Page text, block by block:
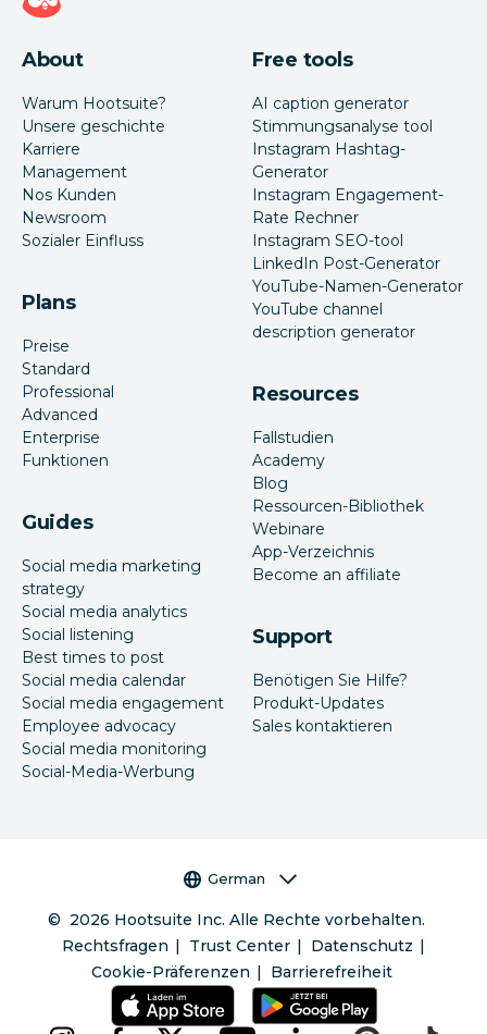
About
Warum Hootsuite?
Unsere geschichte
Karriere
Management
Nos Kunden
Newsroom
Sozialer Einfluss
Plans
Preise
Standard
Professional
Advanced
Enterprise
Funktionen
Guides
Social media marketing
strategy
Social media analytics
Social listening
Best times to post
Social media calendar
Social media engagement
Employee advocacy
Social media monitoring
Social-Media-Werbung
Free tools
AI caption generator
Stimmungsanalyse tool
Instagram Hashtag-
Generator
Instagram Engagement-
Rate Rechner
Instagram SEO-tool
LinkedIn Post-Generator
YouTube-Namen-Generator
YouTube channel
description generator
Resources
Fallstudien
Academy
Blog
Ressourcen-Bibliothek
Webinare
App-Verzeichnis
Become an affiliate
Support
Benötigen Sie Hilfe?
Produkt-Updates
Sales kontaktieren
Sprachauswahl
German
© 2026 Hootsuite Inc. Alle Rechte vorbehalten.
Rechtsfragen
Trust Center
Datenschutz
Cookie-Präferenzen
Barrierefreiheit